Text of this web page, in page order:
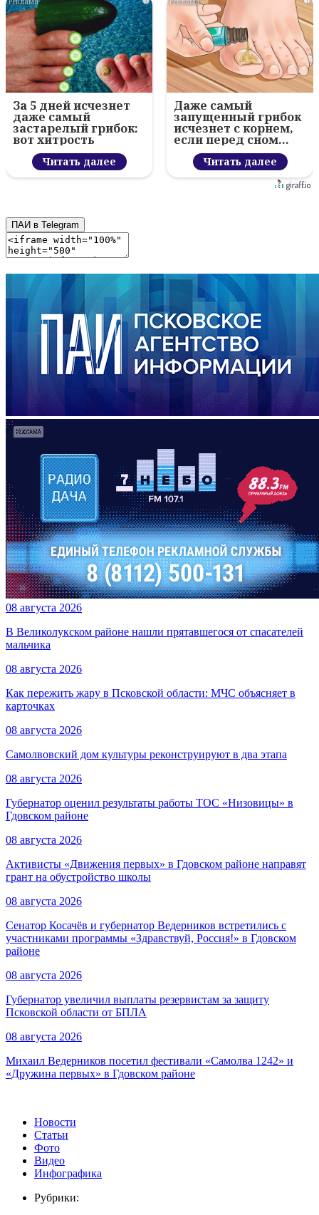
За 5 дней исчезнет
даже самый
застарелый грибок:
вот хитрость
Читать далее
Даже самый
запущенный грибок
исчезнет с корнем,
если перед сном…
Читать далее
ПАИ в Telegram
08 августа 2026
В Великолукском районе нашли прятавшегося от спасателей
мальчика
08 августа 2026
Как пережить жару в Псковской области: МЧС объясняет в
карточках
08 августа 2026
Самолвовский дом культуры реконструируют в два этапа
08 августа 2026
Губернатор оценил результаты работы ТОС «Низовицы» в
Гдовском районе
08 августа 2026
Активисты «Движения первых» в Гдовском районе направят
грант на обустройство школы
08 августа 2026
Сенатор Косачёв и губернатор Ведерников встретились с
участниками программы «Здравствуй, Россия!» в Гдовском
районе
08 августа 2026
Губернатор увеличил выплаты резервистам за защиту
Псковской области от БПЛА
08 августа 2026
Михаил Ведерников посетил фестивали «Самолва 1242» и
«Дружина первых» в Гдовском районе
Новости
Статьи
Фото
Видео
Инфографика
Рубрики: